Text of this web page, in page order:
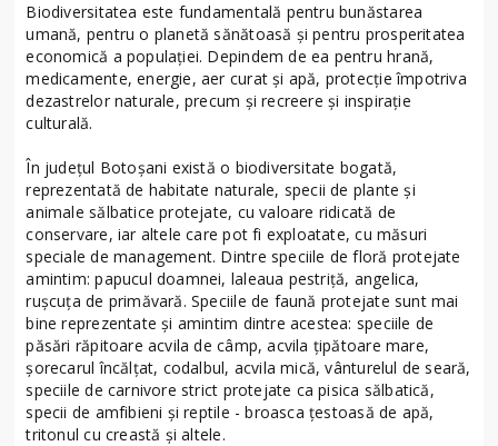
Biodiversitatea este fundamentală pentru bunăstarea
umană, pentru o planetă sănătoasă și pentru prosperitatea
economică a populației. Depindem de ea pentru hrană,
medicamente, energie, aer curat și apă, protecție împotriva
dezastrelor naturale, precum și recreere și inspirație
culturală.
În județul Botoșani există o biodiversitate bogată,
reprezentată de habitate naturale, specii de plante și
animale sălbatice protejate, cu valoare ridicată de
conservare, iar altele care pot fi exploatate, cu măsuri
speciale de management. Dintre speciile de floră protejate
amintim: papucul doamnei, laleaua pestriță, angelica,
rușcuța de primăvară. Speciile de faună protejate sunt mai
bine reprezentate și amintim dintre acestea: speciile de
păsări răpitoare acvila de câmp, acvila țipătoare mare,
șorecarul încălțat, codalbul, acvila mică, vânturelul de seară,
speciile de carnivore strict protejate ca pisica sălbatică,
specii de amfibieni și reptile - broasca țestoasă de apă,
tritonul cu creastă și altele.